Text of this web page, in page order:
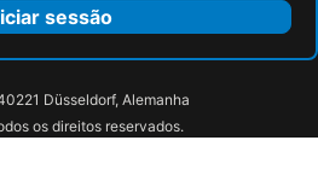
sessão
Düsseldorf, Alemanha
os direitos reservados.